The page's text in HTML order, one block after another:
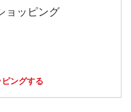
ョッピング
ングする